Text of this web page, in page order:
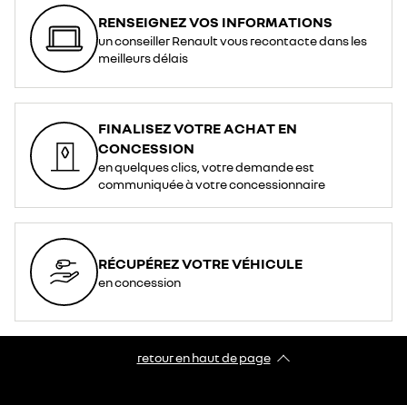
RENSEIGNEZ VOS INFORMATIONS
un conseiller Renault vous recontacte dans les
meilleurs délais
FINALISEZ VOTRE ACHAT EN
CONCESSION
en quelques clics, votre demande est
communiquée à votre concessionnaire
RÉCUPÉREZ VOTRE VÉHICULE
en concession
retour en haut de page​